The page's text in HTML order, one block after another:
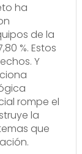
ha
de la
%. Estos
Y
rompe el
la
que